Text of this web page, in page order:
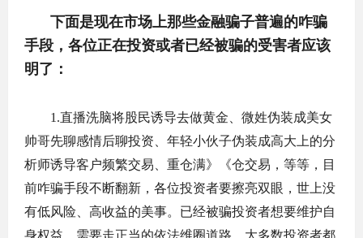
下面是现在市场上那些金融骗子普遍的咋骗
手段，各位正在投资或者已经被骗的受害者应该
明了：
1.直播洗脑将股民诱导去做黄金、微姓伪装成美女
帅哥先聊感情后聊投资、年轻小伙子伪装成高大上的分
析师诱导客户频繁交易、重仓满》《仓交易，等等，目
前咋骗手段不断翻新，各位投资者要擦亮双眼，世上没
有低风险、高收益的美事。已经被骗投资者想要维护自
身权益，需要走正当的依法维圈道路，大多数投资者都